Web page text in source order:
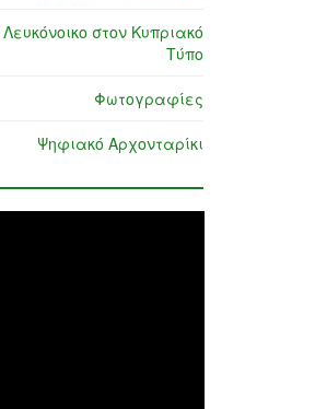
στον Κυπριακό
Τύπο
Φωτογραφίες
Ψηφιακό Αρχονταρίκι